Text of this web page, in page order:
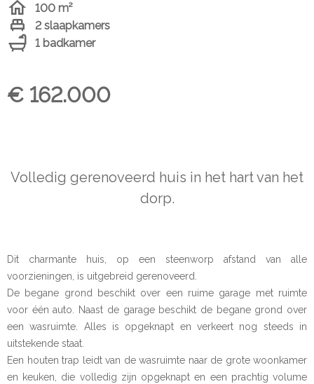
100 m²
2 slaapkamers
1 badkamer
€ 162.000
Volledig gerenoveerd huis in het hart van het
dorp.
Dit charmante huis, op een steenworp afstand van alle
voorzieningen, is uitgebreid gerenoveerd.
De begane grond beschikt over een ruime garage met ruimte
voor één auto. Naast de garage beschikt de begane grond over
een wasruimte. Alles is opgeknapt en verkeert nog steeds in
uitstekende staat.
Een houten trap leidt van de wasruimte naar de grote woonkamer
en keuken, die volledig zijn opgeknapt en een prachtig volume